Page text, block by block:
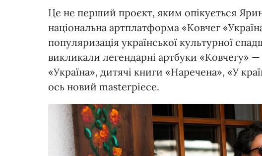
Це не перший проєкт, яким опікується
національна артплатформа «Ковчег
популяризація української культурної
викликали легендарні артбуки «Ковчегу»
«Україна», дитячі книги «Наречена», «У
ось новий masterpiece.